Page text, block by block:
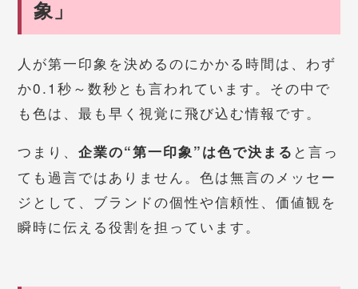
象」
人が第一印象を決めるのにかかる時間は、わず
か0.1秒～数秒とも言われています。その中で
も色は、最も早く視覚に飛び込む情報です。
つまり、企業の“第一印象”は色で決まる と言っ
ても過言ではありません。色は無言のメッセー
ジとして、ブランドの個性や信頼性、価値観を
瞬時に伝える役割を担っています。